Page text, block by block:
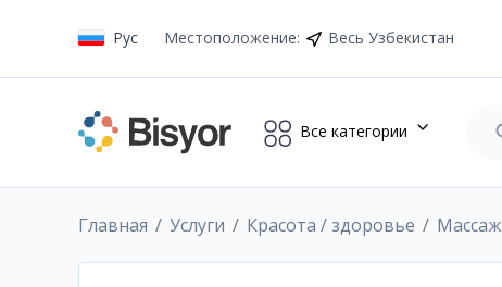
Рус Местоположение: Весь Узбекистан
Все категории
Главная Услуги Красота / здоровье Массаж